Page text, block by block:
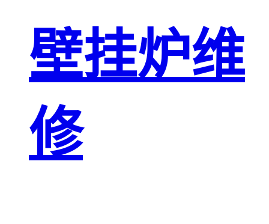
壁挂炉维
修